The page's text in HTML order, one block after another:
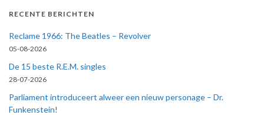
RECENTE BERICHTEN
Reclame 1966: The Beatles – Revolver
05-08-2026
De 15 beste R.E.M. singles
28-07-2026
Parliament introduceert alweer een nieuw personage – Dr.
Funkenstein!